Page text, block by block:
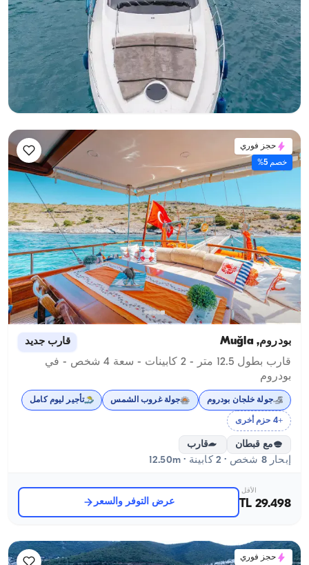
عرض زواج على متن يخت
مع قبطان يخت بمحرك
إبحار 12 شخص · 3 كابينة · 18.00m
الأقل
68.783 TL عرض التوفر والسعر
حجز فوري
خصم 5%
بودروم, Muğla قارب جديد
قارب بطول 12.5 متر - 2 كابينات - سعة 4 شخص - في
بودروم
جولة خلجان بودروم جولة غروب الشمس تأجير ليوم كامل
+4 حزم أخرى
مع قبطان قارب
إبحار 8 شخص · 2 كابينة · 12.50m
الأقل
29.498 TL عرض التوفر والسعر
حجز فوري